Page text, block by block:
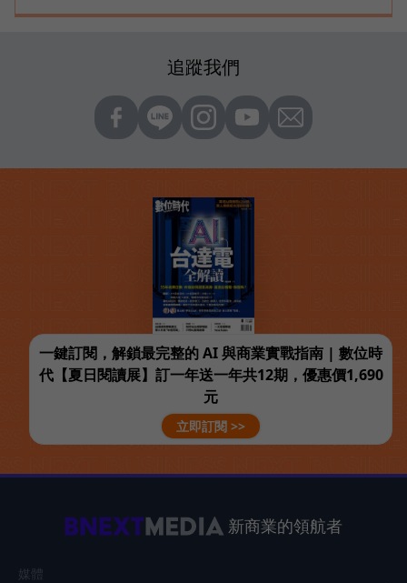
追蹤我們
一鍵訂閱，解鎖最完整的 AI 與商業實戰指南 | 數位時
代【夏日閱讀展】訂一年送一年共12期，優惠價1,690
元
立即訂閱 >>
新商業的領航者
媒體